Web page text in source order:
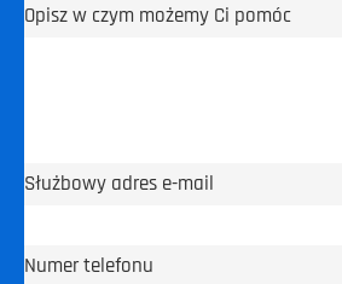
Opisz w czym możemy Ci pomóc
Służbowy adres e-mail
Numer telefonu